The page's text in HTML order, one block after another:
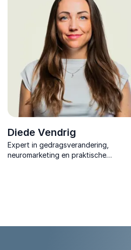
Diede Vendrig
Expert in gedragsverandering,
neuromarketing en praktische